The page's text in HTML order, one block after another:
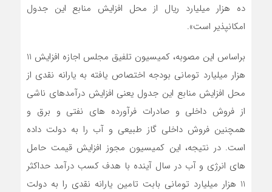
ده هزار میلیارد ریال از محل افزایش منابع این جدول
امکانپذیر است».
براساس این مصوبه، کمیسیون تلفیق مجلس اجازه افزایش 11
هزار میلیارد تومانی بودجه اختصاص یافته به یارانه نقدی از
محل افزایش منابع این جدول یعنی افزایش درآمدهای ناشی
از فروش داخلی و صادرات فرآورده های نفتی و برق و
همچنین فروش داخلی گاز طبیعی و آب را به دولت داده
است. در نتیجه، این کمیسیون مجوز افزایش قیمت حامل
های انرژی و آب در سال آینده با هدف کسب درآمد حداکثر
11 هزار میلیارد تومانی بابت تامین یارانه نقدی را به دولت